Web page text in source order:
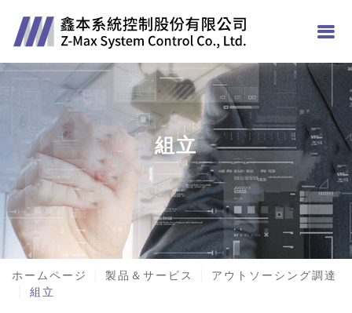
組立
ホームページ 製品＆サービス
アウトソーシング調達
組立